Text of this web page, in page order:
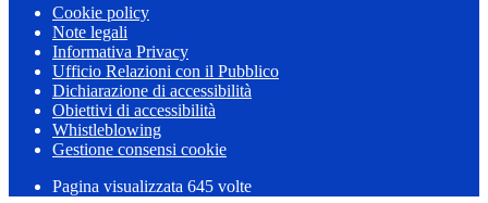
Cookie policy
Note legali
Informativa Privacy
Ufficio Relazioni con il Pubblico
Dichiarazione di accessibilità
Obiettivi di accessibilità
Whistleblowing
Gestione consensi cookie
Pagina visualizzata 645 volte